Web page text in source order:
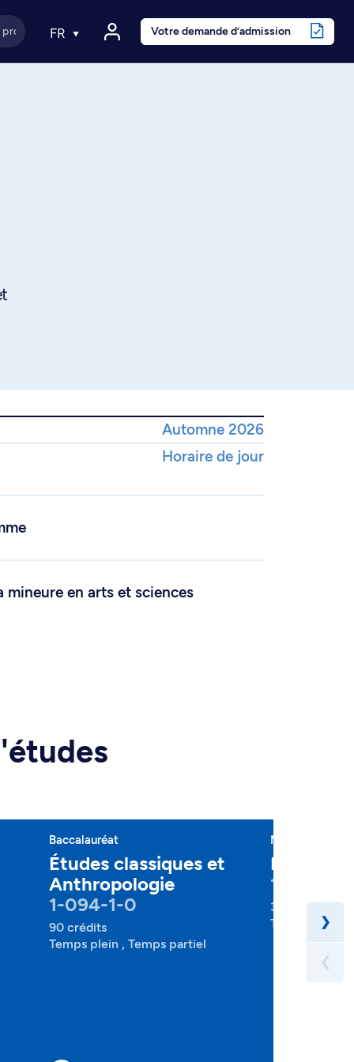
FR Votre demande d’admission
Automne 2026
Horaire de jour
mineure en arts et sciences
Baccalauréat
Études classiques et
Anthropologie
1-094-1-0
90 crédits
Temps plein , Temps partiel
Mineure
Études
1-095-4-
30 crédits
Temps plein ,
❯
❮